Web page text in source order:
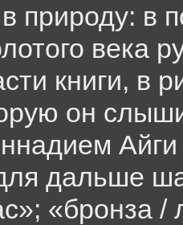
природу: в
века
книги, в
он
дальше
«бронза /